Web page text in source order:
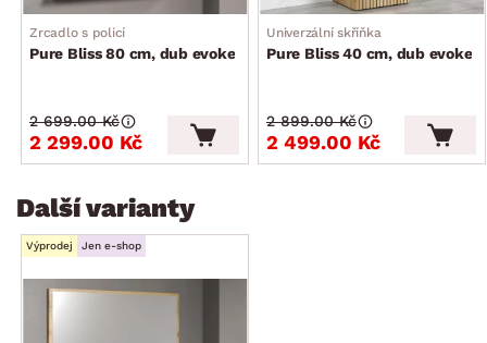
Zrcadlo s policí
Pure Bliss 80 cm, dub evoke
2 299.00 Kč
2 699.00 Kč
Univerzální skříňka
Pure Bliss 40 cm, dub evoke
2 499.00 Kč
2 899.00 Kč
Další varianty
Výprodej Jen e-shop